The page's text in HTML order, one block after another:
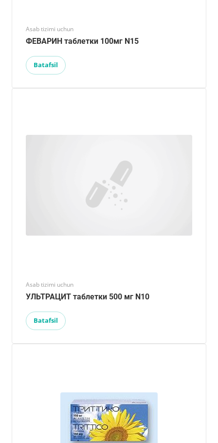
Asab tizimi uchun
ФЕВАРИН таблетки 100мг N15
Batafsil
Asab tizimi uchun
УЛЬТРАЦИТ таблетки 500 мг N10
Batafsil